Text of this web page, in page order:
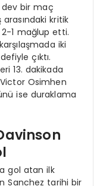
dev bir maç
kritik
2-1 mağlup etti.
iki
çıktı.
13. dakikada
Osimhen
ise duraklama
gol atan ilk
Sanchez tarihi bir